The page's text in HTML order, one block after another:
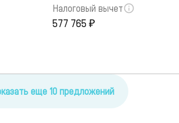
Налоговый вычет
577 765 ₽
еще 10 предложений